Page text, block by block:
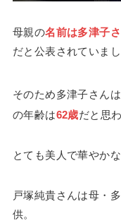
母親の名前は多津子
だと公表されていまし
そのため多津子さんは
の年齢は62歳だと思
とても美人で華やか
戸塚純貴さんは母・
供。